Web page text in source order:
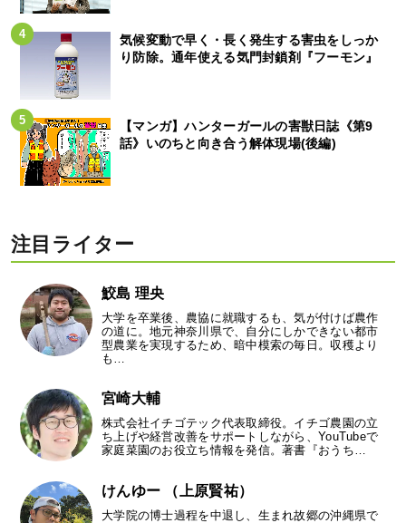
気候変動で早く・長く発生する害虫をしっか
り防除。通年使える気門封鎖剤『フーモン』
【マンガ】ハンターガールの害獣日誌《第9
話》いのちと向き合う解体現場(後編)
注目ライター
鮫島 理央
大学を卒業後、農協に就職するも、気が付けば農作
の道に。地元神奈川県で、自分にしかできない都市
型農業を実現するため、暗中模索の毎日。収穫より
も…
宮崎大輔
株式会社イチゴテック代表取締役。イチゴ農園の立
ち上げや経営改善をサポートしながら、YouTubeで
家庭菜園のお役立ち情報を発信。著書『おうち…
けんゆー （上原賢祐）
大学院の博士過程を中退し、生まれ故郷の沖縄県で